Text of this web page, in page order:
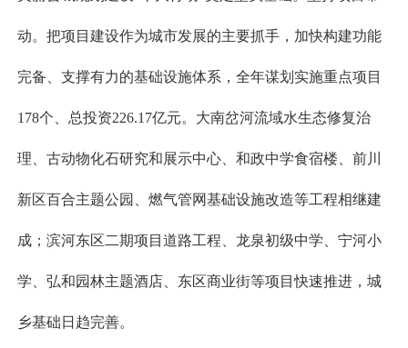
动。把项目建设作为城市发展的主要抓手，加快构建功能
完备、支撑有力的基础设施体系，全年谋划实施重点项目
178个、总投资226.17亿元。大南岔河流域水生态修复治
理、古动物化石研究和展示中心、和政中学食宿楼、前川
新区百合主题公园、燃气管网基础设施改造等工程相继建
成；滨河东区二期项目道路工程、龙泉初级中学、宁河小
学、弘和园林主题酒店、东区商业街等项目快速推进，城
乡基础日趋完善。